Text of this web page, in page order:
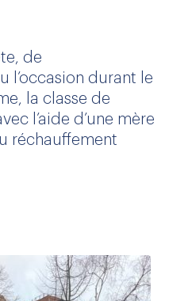
de
l’occasion durant le
la classe de
l’aide d’une mère
réchauffement